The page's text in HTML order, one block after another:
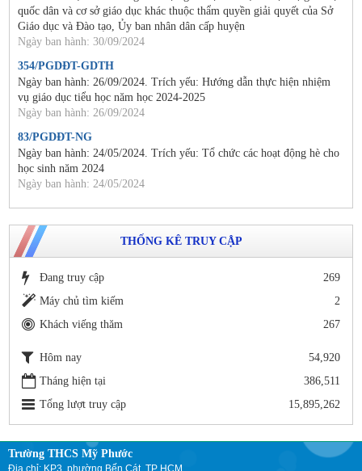
quốc dân và cơ sở giáo dục khác thuộc thẩm quyền giải quyết của Sở
Giáo dục và Đào tạo, Ủy ban nhân dân cấp huyện
Ngày ban hành: 30/09/2024
354/PGDĐT-GDTH
Ngày ban hành: 26/09/2024. Trích yếu: Hướng dẫn thực hiện nhiệm
vụ giáo dục tiểu học năm học 2024-2025
Ngày ban hành: 26/09/2024
83/PGDĐT-NG
Ngày ban hành: 24/05/2024. Trích yếu: Tổ chức các hoạt động hè cho
học sinh năm 2024
Ngày ban hành: 24/05/2024
THỐNG KÊ TRUY CẬP
Đang truy cập
269
Máy chủ tìm kiếm
2
Khách viếng thăm
267
Hôm nay
54,920
Tháng hiện tại
386,511
Tổng lượt truy cập
15,895,262
Trường THCS Mỹ Phước
Địa chỉ: KP3, phường Bến Cát, TP HCM